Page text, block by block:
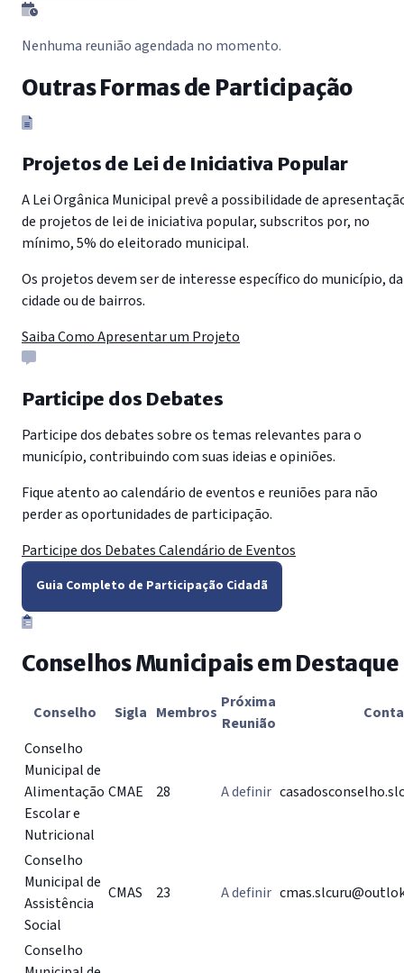
Nenhuma reunião agendada no momento.
Outras Formas de Participação
Projetos de Lei de Iniciativa Popular
A Lei Orgânica Municipal prevê a possibilidade de
de projetos de lei de iniciativa popular, subscritos por, no
mínimo, 5% do eleitorado municipal.
Os projetos devem ser de interesse específico do município, da
cidade ou de bairros.
Saiba Como Apresentar um Projeto
Participe dos Debates
Participe dos debates sobre os temas relevantes para o
município, contribuindo com suas ideias e opiniões.
Fique atento ao calendário de eventos e reuniões para não
perder as oportunidades de participação.
Participe dos DebatesCalendário de Eventos
Guia Completo de Participação Cidadã
Conselhos Municipais em Destaque
Conselho Sigla Membros
Próxima
Reunião
Conselho
Municipal de
Alimentação
Escolar e
Nutricional
CMAE 28 A definir
Conselho
Municipal de
Assistência
Social
CMAS 23 A definir
Conselho